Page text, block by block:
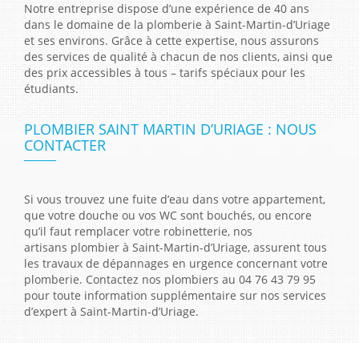
Notre entreprise dispose d’une expérience de 40 ans
dans le domaine de la plomberie à Saint-Martin-d’Uriage
et ses environs. Grâce à cette expertise, nous assurons
des services de qualité à chacun de nos clients, ainsi que
des prix accessibles à tous – tarifs spéciaux pour les
étudiants.
PLOMBIER SAINT MARTIN D’URIAGE : NOUS
CONTACTER
Si vous trouvez une fuite d’eau dans votre appartement,
que votre douche ou vos WC sont bouchés, ou encore
qu’il faut remplacer votre robinetterie, nos
artisans plombier à Saint-Martin-d’Uriage, assurent tous
les travaux de dépannages en urgence concernant votre
plomberie. Contactez nos plombiers au 04 76 43 79 95
pour toute information supplémentaire sur nos services
d’expert à Saint-Martin-d’Uriage.